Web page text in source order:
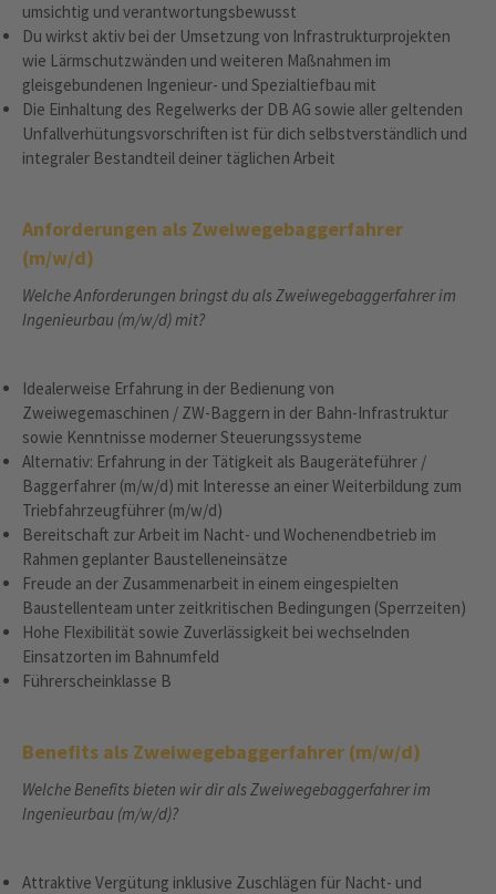
umsichtig und verantwortungsbewusst
Du wirkst aktiv bei der Umsetzung von Infrastrukturprojekten
wie Lärmschutzwänden und weiteren Maßnahmen im
gleisgebundenen Ingenieur- und Spezialtiefbau mit
Die Einhaltung des Regelwerks der DB AG sowie aller geltenden
Unfallverhütungsvorschriften ist für dich selbstverständlich und
integraler Bestandteil deiner täglichen Arbeit
Anforderungen als Zweiwegebaggerfahrer
(m/w/d)
Welche Anforderungen bringst du als Zweiwegebaggerfahrer im
Ingenieurbau (m/w/d) mit?
Idealerweise Erfahrung in der Bedienung von
Zweiwegemaschinen / ZW-Baggern in der Bahn-Infrastruktur
sowie Kenntnisse moderner Steuerungssysteme
Alternativ: Erfahrung in der Tätigkeit als Baugeräteführer /
Baggerfahrer (m/w/d) mit Interesse an einer Weiterbildung zum
Triebfahrzeugführer (m/w/d)
Bereitschaft zur Arbeit im Nacht‑ und Wochenendbetrieb im
Rahmen geplanter Baustelleneinsätze
Freude an der Zusammenarbeit in einem eingespielten
Baustellenteam unter zeitkritischen Bedingungen (Sperrzeiten)
Hohe Flexibilität sowie Zuverlässigkeit bei wechselnden
Einsatzorten im Bahnumfeld
Führerscheinklasse B
Benefits als Zweiwegebaggerfahrer (m/w/d)
Welche Benefits bieten wir dir als Zweiwegebaggerfahrer im
Ingenieurbau (m/w/d)?
Attraktive Vergütung inklusive Zuschlägen für Nacht- und